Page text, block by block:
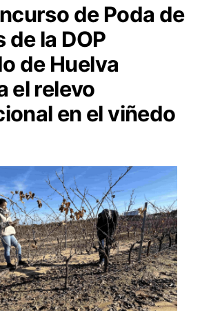
de Poda de
de la DOP
de Huelva
el relevo
en el viñedo